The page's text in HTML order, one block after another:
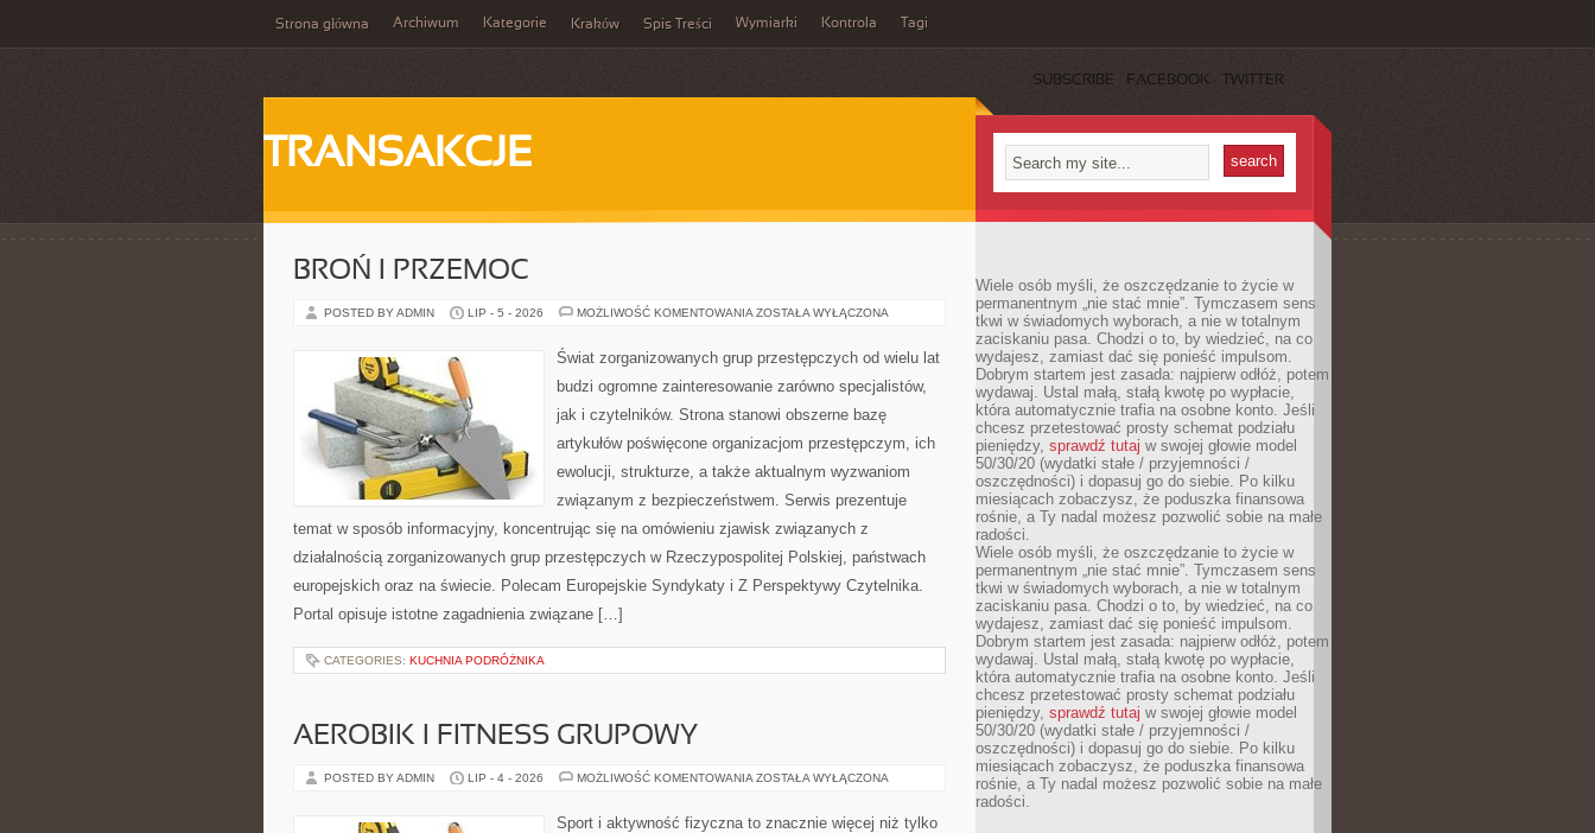
Strona główna Archiwum Kategorie Kraków Spis Treści Wymiarki Kontrola Tagi
SUBSCRIBE FACEBOOK TWITTER
TRANSAKCJE
BROŃ I PRZEMOC
POSTED BY ADMIN LIP - 5 - 2026 MOŻLIWOŚĆ KOMENTOWANIA BROŃ
ZOSTAŁA WYŁĄCZONA
Świat zorganizowanych grup przestępczych od wielu lat
budzi ogromne zainteresowanie zarówno specjalistów,
jak i czytelników. Strona stanowi obszerne bazę
artykułów poświęcone organizacjom przestępczym, ich
ewolucji, strukturze, a także aktualnym wyzwaniom
związanym z bezpieczeństwem. Serwis prezentuje
temat w sposób informacyjny, koncentrując się na omówieniu zjawisk związanych z
działalnością zorganizowanych grup przestępczych w Rzeczypospolitej Polskiej, państwach
europejskich oraz na świecie. Polecam Europejskie Syndykaty i Z Perspektywy Czytelnika.
Portal opisuje istotne zagadnienia związane […]
CATEGORIES: KUCHNIA PODRÓŻNIKA
AEROBIK I FITNESS GRUPOWY
POSTED BY ADMIN LIP - 4 - 2026 MOŻLIWOŚĆ KOMENTOWANIA AEROBIK
GRUPOWY
ZOSTAŁA WYŁĄCZONA
Sport i aktywność fizyczna to znacznie więcej niż tylko
Wiele osób myśli, że oszczędzanie to życie w
permanentnym „nie stać mnie”. Tymczasem sens
tkwi w świadomych wyborach, a nie w totalnym
zaciskaniu pasa. Chodzi o to, by wiedzieć, na co
wydajesz, zamiast dać się ponieść impulsom.
Dobrym startem jest zasada: najpierw odłóż, potem
wydawaj. Ustal małą, stałą kwotę po wypłacie,
która automatycznie trafia na osobne konto. Jeśli
chcesz przetestować prosty schemat podziału
pieniędzy, sprawdź tutaj w swojej głowie model
50/30/20 (wydatki stałe / przyjemności /
oszczędności) i dopasuj go do siebie. Po kilku
miesiącach zobaczysz, że poduszka finansowa
rośnie, a Ty nadal możesz pozwolić sobie na małe
radości.
Wiele osób myśli, że oszczędzanie to życie w
permanentnym „nie stać mnie”. Tymczasem sens
tkwi w świadomych wyborach, a nie w totalnym
zaciskaniu pasa. Chodzi o to, by wiedzieć, na co
wydajesz, zamiast dać się ponieść impulsom.
Dobrym startem jest zasada: najpierw odłóż, potem
wydawaj. Ustal małą, stałą kwotę po wypłacie,
która automatycznie trafia na osobne konto. Jeśli
chcesz przetestować prosty schemat podziału
pieniędzy, sprawdź tutaj w swojej głowie model
50/30/20 (wydatki stałe / przyjemności /
oszczędności) i dopasuj go do siebie. Po kilku
miesiącach zobaczysz, że poduszka finansowa
rośnie, a Ty nadal możesz pozwolić sobie na małe
radości.